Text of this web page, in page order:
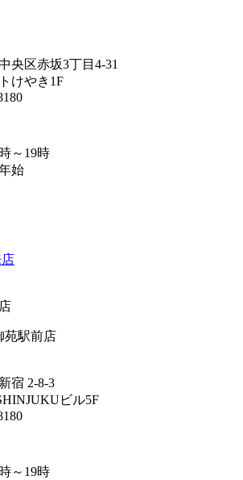
央区赤坂3丁目4-31
けやき1F
～19時
始
宿 2-8-3
ビル5F
～19時